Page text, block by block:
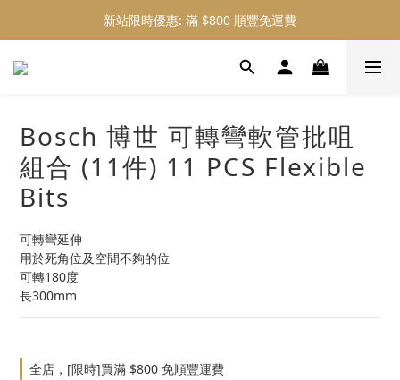
新站限時優惠: 會員購物 4% 回贈
新站限時優惠: 滿 $800 順豐免運費
新站限時優惠: 會員購物 4% 回贈
Bosch 博世 可轉彎軟管批咀
組合 (11件) 11 PCS Flexible
Bits
可轉彎延伸
用於死角位及空間不夠的位
可轉180度
長300mm
全店，[限時]買滿 $800 免順豐運費